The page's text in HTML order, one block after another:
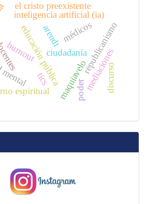
burnout
educación públicaciudadaníarepublicanismo
arendt
maquiavelo
inteligencia artificial (ia)
el cristo preexistente
espiritual mediaciones
médicos
discurso
poder
tics